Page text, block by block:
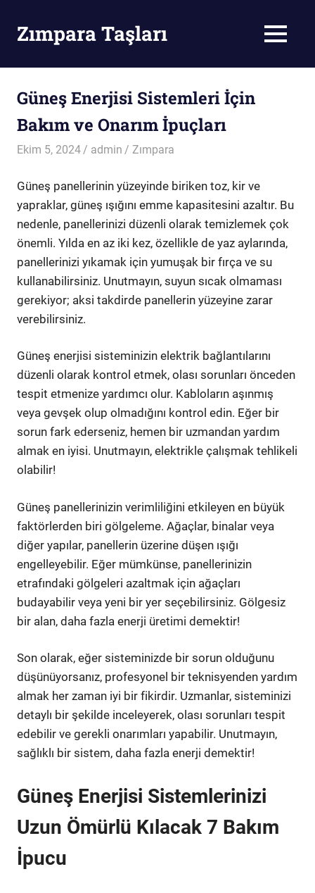
contentZımpara Taşları MENU
Güneş Enerjisi Sistemleri İçin
Bakım ve Onarım İpuçları
Ekim 5, 2024 admin Zımpara
Güneş panellerinin yüzeyinde biriken toz, kir ve
yapraklar, güneş ışığını emme kapasitesini azaltır. Bu
nedenle, panellerinizi düzenli olarak temizlemek çok
önemli. Yılda en az iki kez, özellikle de yaz aylarında,
panellerinizi yıkamak için yumuşak bir fırça ve su
kullanabilirsiniz. Unutmayın, suyun sıcak olmaması
gerekiyor; aksi takdirde panellerin yüzeyine zarar
verebilirsiniz.
Güneş enerjisi sisteminizin elektrik bağlantılarını
düzenli olarak kontrol etmek, olası sorunları önceden
tespit etmenize yardımcı olur. Kabloların aşınmış
veya gevşek olup olmadığını kontrol edin. Eğer bir
sorun fark ederseniz, hemen bir uzmandan yardım
almak en iyisi. Unutmayın, elektrikle çalışmak tehlikeli
olabilir!
Güneş panellerinizin verimliliğini etkileyen en büyük
faktörlerden biri gölgeleme. Ağaçlar, binalar veya
diğer yapılar, panellerin üzerine düşen ışığı
engelleyebilir. Eğer mümkünse, panellerinizin
etrafındaki gölgeleri azaltmak için ağaçları
budayabilir veya yeni bir yer seçebilirsiniz. Gölgesiz
bir alan, daha fazla enerji üretimi demektir!
Son olarak, eğer sisteminizde bir sorun olduğunu
düşünüyorsanız, profesyonel bir teknisyenden yardım
almak her zaman iyi bir fikirdir. Uzmanlar, sisteminizi
detaylı bir şekilde inceleyerek, olası sorunları tespit
edebilir ve gerekli onarımları yapabilir. Unutmayın,
sağlıklı bir sistem, daha fazla enerji demektir!
Güneş Enerjisi Sistemlerinizi
Uzun Ömürlü Kılacak 7 Bakım
İpucu